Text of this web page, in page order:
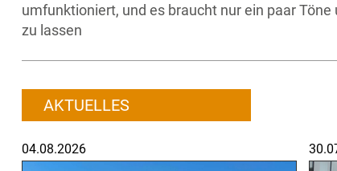
umfunktioniert, und es braucht nur ein paar
zu lassen
AKTUELLES
04.08.2026